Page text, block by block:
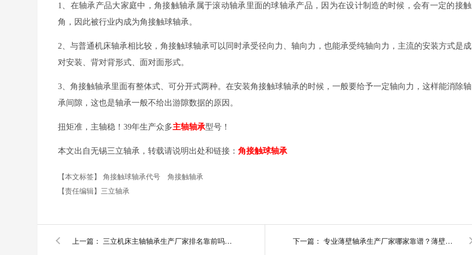
1、在轴承产品大家庭中，角接触轴承属于滚动轴承里面的球轴承产品，因为在设计制造的时候，会有一定的接触
角，因此被行业内成为角接触球轴承。
2、与普通机床轴承相比较，角接触球轴承可以同时承受径向力、轴向力，也能承受纯轴向力，主流的安装方式是成
对安装、背对背形式、面对面形式。
3、角接触轴承里面有整体式、可分开式两种。在安装角接触球轴承的时候，一般要给予一定轴向力，这样能消除轴
承间隙，这也是轴承一般不给出游隙数据的原因。
扭矩准，主轴稳！ 39年生产众多主轴轴承型号！
本文出自无锡三立轴承，转载请说明出处和链接： 角接触球轴承
【本文标签】 角接触球轴承代号
角接触轴承
【责任编辑】 三立轴承
上一篇： 三立机床主轴轴承生产厂家排名靠前吗？主轴轴承价格多少？ 下一篇： 专业薄壁轴承生产厂家哪家靠谱？薄壁轴承厂家怎么选择？